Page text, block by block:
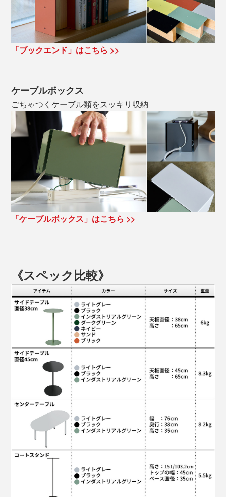
「ブックエンド」はこちら >>
ケーブルボックス
ごちゃつくケーブル類をスッキリ収納
「ケーブルボックス」はこちら >>
《スペック比較》